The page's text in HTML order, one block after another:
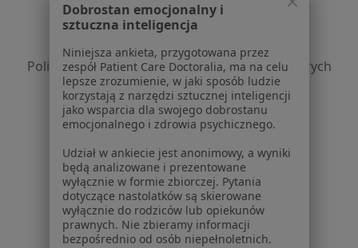
Regulamin
Polityka prywatności pacjentów
Polityka prywatności profesjonalistów
Polityka prywatności dla profesjonalistów, których
dane pozyskaliśmy samodzielnie
Polityka cookies
Jak działają wyniki wyszukiwania
O nas
Praca Rekrutujemy!
Partnerzy
Centrum prasowe
Kontakt
Dobrostan emocjonalny i
sztuczna inteligencja
Niniejsza ankieta, przygotowana przez
zespół Patient Care Doctoralia, ma na celu
lepsze zrozumienie, w jaki sposób ludzie
korzystają z narzędzi sztucznej inteligencji
jako wsparcia dla swojego dobrostanu
emocjonalnego i zdrowia psychicznego.
Udział w ankiecie jest anonimowy, a wyniki
będą analizowane i prezentowane
wyłącznie w formie zbiorczej. Pytania
dotyczące nastolatków są skierowane
wyłącznie do rodziców lub opiekunów
prawnych. Nie zbieramy informacji
bezpośrednio od osób niepełnoletnich.